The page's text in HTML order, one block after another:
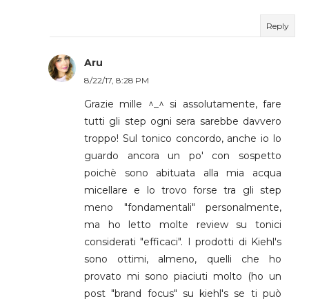
Reply
Aru
8/22/17, 8:28 PM
Grazie mille ^_^ si assolutamente, fare
tutti gli step ogni sera sarebbe davvero
troppo! Sul tonico concordo, anche io lo
guardo ancora un po' con sospetto
poichè sono abituata alla mia acqua
micellare e lo trovo forse tra gli step
meno "fondamentali" personalmente,
ma ho letto molte review su tonici
considerati "efficaci". I prodotti di Kiehl's
sono ottimi, almeno, quelli che ho
provato mi sono piaciuti molto (ho un
post "brand focus" su kiehl's se ti può